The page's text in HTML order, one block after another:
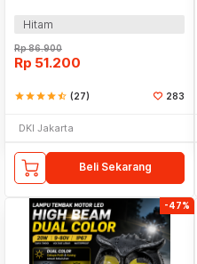
Hitam
Rp86.900
Rp 51.200
starstarstarstarstar_half (27) 283
DKI Jakarta
Beli Sekarang
-47%